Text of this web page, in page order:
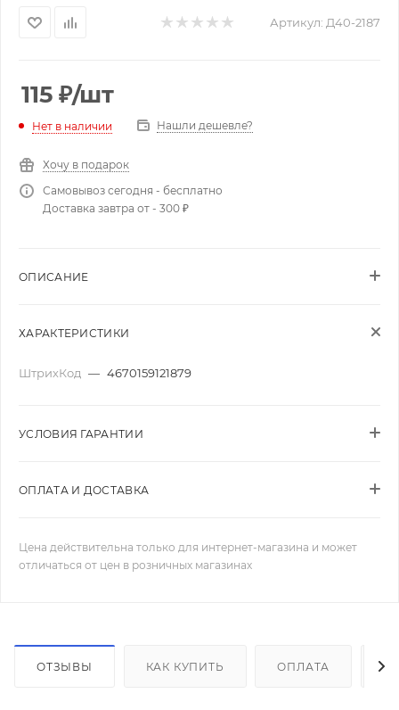
Артикул: Д40-2187
115 ₽/шт
Нет в наличии Нашли дешевле?
Хочу в подарок
Самовывоз сегодня - бесплатно
Доставка завтра от - 300 ₽
ОПИСАНИЕ
ХАРАКТЕРИСТИКИ
ШтрихКод — 4670159121879
УСЛОВИЯ ГАРАНТИИ
ОПЛАТА И ДОСТАВКА
Цена действительна только для интернет-магазина и может
отличаться от цен в розничных магазинах
ОТЗЫВЫ КАК КУПИТЬ ОПЛАТА